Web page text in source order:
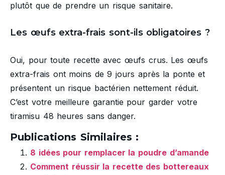
plutôt que de prendre un risque sanitaire.
Les œufs extra-frais sont-ils obligatoires ?
Oui, pour toute recette avec œufs crus. Les œufs
extra-frais ont moins de 9 jours après la ponte et
présentent un risque bactérien nettement réduit.
C’est votre meilleure garantie pour garder votre
tiramisu 48 heures sans danger.
Publications Similaires :
8 idées pour remplacer la poudre d’amande
Comment réussir la recette des bottereaux